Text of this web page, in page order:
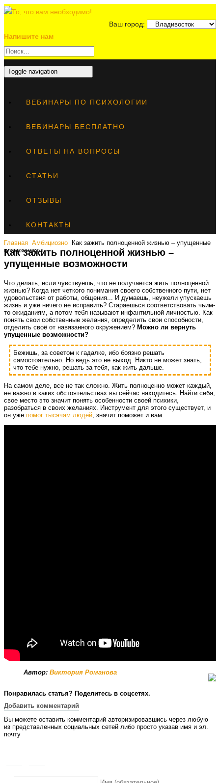
Ваш город:
Напишите нам
Toggle navigation
ВЕБИНАРЫ ПО ПСИХОЛОГИИ
ВЕБИНАРЫ БЕСПЛАТНО
ОТВЕТЫ НА ВОПРОСЫ
СТАТЬИ
ОТЗЫВЫ
КОНТАКТЫ
Главная Амбициозно
Как зажить полноценной жизнью – упущенные
возможности
Как зажить полноценной жизнью –
упущенные возможности
Что делать, если чувствуешь, что не получается жить полноценной
жизнью? Когда нет четкого понимания своего собственного пути, нет
удовольствия от работы, общения... И думаешь, неужели упускаешь
жизнь и уже ничего не исправить? Стараешься соответствовать чьим-
то ожиданиям, а потом тебя называют инфантильной личностью. Как
понять свои собственные желания, определить свои способности,
отделить своё от навязанного окружением? Можно ли вернуть
упущенные возможности?
Бежишь, за советом к гадалке, ибо боязно решать
самостоятельно. Но ведь это не выход. Никто не может знать,
что тебе нужно, решать за тебя, как жить дальше.
На самом деле, все не так сложно. Жить полноценно может каждый,
не важно в каких обстоятельствах вы сейчас находитесь. Найти себя,
свое место это значит понять особенности своей психики,
разобраться в своих желаниях. Инструмент для этого существует, и
он уже помог тысячам людей, значит поможет и вам.
Автор: Виктория Романова
Понравилась статья? Поделитесь в соцсетях.
Добавить комментарий
Вы можете оставить комментарий авторизировавшись через любую
из представленных социальных сетей либо просто указав имя и эл.
почту